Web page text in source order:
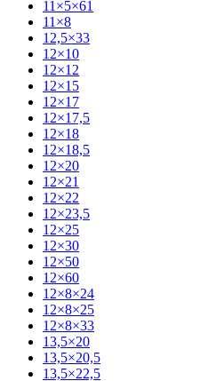
11×5×61
11×8
12,5×33
12×10
12×12
12×15
12×17
12×17,5
12×18
12×18,5
12×20
12×21
12×22
12×23,5
12×25
12×30
12×50
12×60
12×8×24
12×8×25
12×8×33
13,5×20
13,5×20,5
13,5×22,5